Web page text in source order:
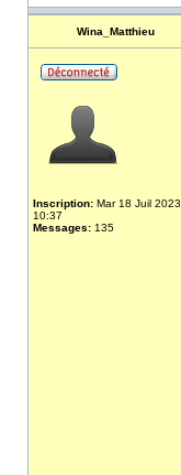
Wina_Matthieu
Inscription: Mar 18 Juil 2023
10:37
Messages: 135